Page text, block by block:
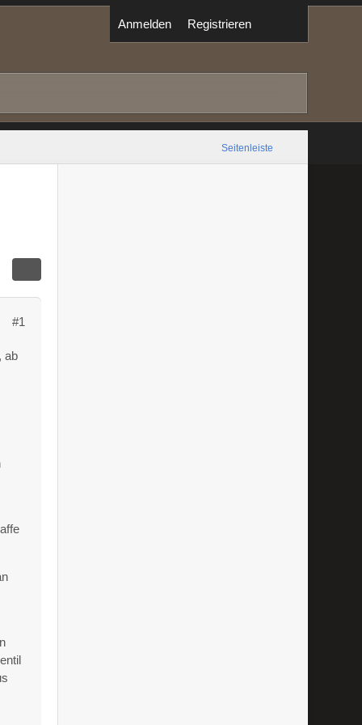
Anmelden Registrieren
Seitenleiste
#1
ab